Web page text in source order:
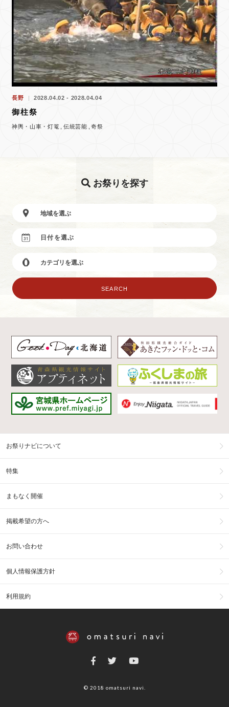
長野 2028.04.02 - 2028.04.04
御柱祭
神輿・山車・灯篭 伝統芸能 奇祭
お祭りを探す
お祭りナビについて
特集
まもなく開催
掲載希望の方へ
お問い合わせ
個人情報保護方針
利用規約
© 2018 omatsuri navi.